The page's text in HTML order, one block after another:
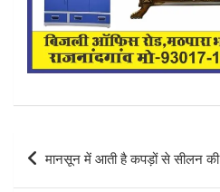
Post
navigation
मानसून में आती है कपड़ों से सीलन की